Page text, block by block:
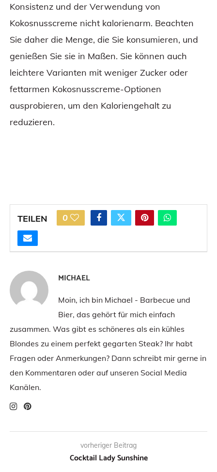
Konsistenz und der Verwendung von
Kokosnusscreme nicht kalorienarm. Beachten
Sie daher die Menge, die Sie konsumieren, und
genießen Sie sie in Maßen. Sie können auch
leichtere Varianten mit weniger Zucker oder
fettarmen Kokosnusscreme-Optionen
ausprobieren, um den Kaloriengehalt zu
reduzieren.
TEILEN 0
MICHAEL
Moin, ich bin Michael - Barbecue und
Bier, das gehört für mich einfach
zusammen. Was gibt es schöneres als ein kühles
Blondes zu einem perfekt gegarten Steak? Ihr habt
Fragen oder Anmerkungen? Dann schreibt mir gerne in
den Kommentaren oder auf unseren Social Media
Kanälen.
vorheriger Beitrag
Cocktail Lady Sunshine